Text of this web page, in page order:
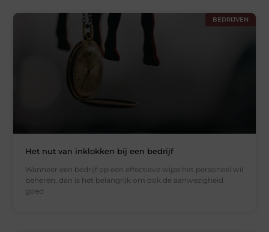
BEDRIJVEN
Het nut van inklokken bij een bedrijf
Wanneer een bedrijf op een effectieve wijze het personeel wil
beheren, dan is het belangrijk om ook de aanwezigheid
goed